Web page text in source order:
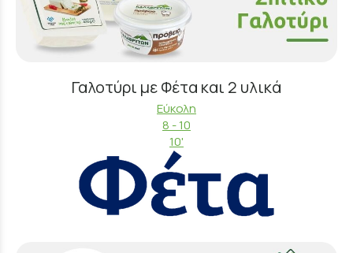
Γαλοτύρι με Φέτα και 2 υλικά
Εύκολη
8 - 10
10'